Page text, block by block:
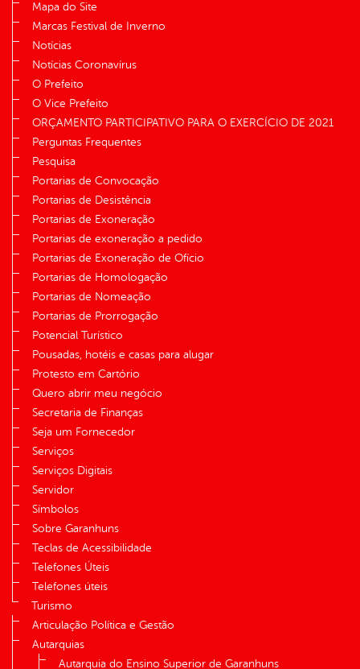
Mapa do Site
Marcas Festival de Inverno
Notícias
Notícias Coronavírus
O Prefeito
O Vice Prefeito
ORÇAMENTO PARTICIPATIVO PARA O EXERCÍCIO DE 2021
Perguntas Frequentes
Pesquisa
Portarias de Convocação
Portarias de Desistência
Portarias de Exoneração
Portarias de exoneração a pedido
Portarias de Exoneração de Ofício
Portarias de Homologação
Portarias de Nomeação
Portarias de Prorrogação
Potencial Turístico
Pousadas, hotéis e casas para alugar
Protesto em Cartório
Quero abrir meu negócio
Secretaria de Finanças
Seja um Fornecedor
Serviços
Serviços Digitais
Servidor
Símbolos
Sobre Garanhuns
Teclas de Acessibilidade
Telefones Úteis
Telefones úteis
Turismo
Articulação Política e Gestão
Autarquias
Autarquia do Ensino Superior de Garanhuns